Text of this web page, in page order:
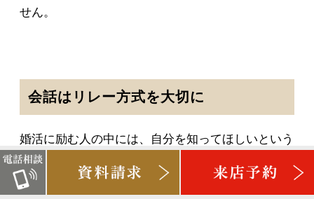
せん。
会話はリレー方式を大切に
婚活に励む人の中には、自分を知ってほしいという
気持ちがはやり、自分語りばかりになってしまう人
が少なくありません。